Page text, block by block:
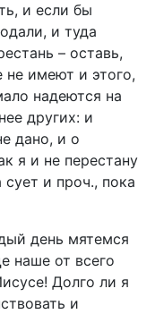
и если бы
и туда
– оставь,
не имеют и этого,
надеются на
других: и
дано, и о
я и не перестану
и проч., пока
день мятемся
наше от всего
Долго ли я
и